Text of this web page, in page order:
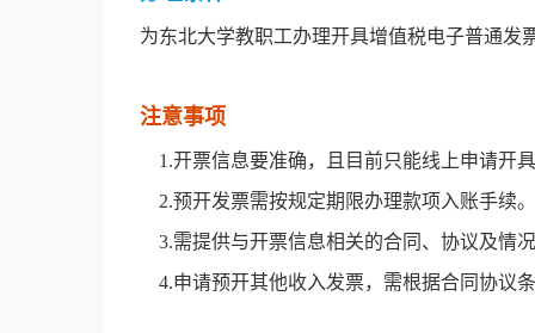
为东北大学教职工办理开具增值税电子普通发
注意事项
1.开票信息要准确，且目前只能线上申请开
2.预开发票需按规定期限办理款项入账手续。
3.需提供与开票信息相关的合同、协议及情
4.申请预开其他收入发票，需根据合同协议